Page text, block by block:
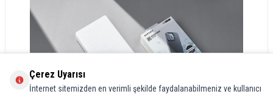
Çerez Uyarısı
İnternet sitemizden en verimli şekilde faydalanabilmeniz ve kullanıcı